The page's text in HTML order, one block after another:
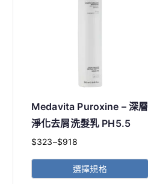
Medavita Puroxine – 深層
淨化去屑洗髮乳 PH5.5
$323–$918
價
格
範
選擇規格